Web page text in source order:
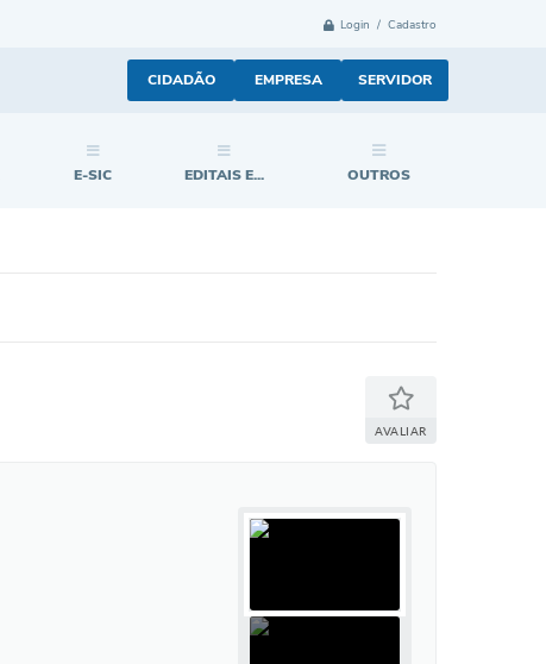
Login / Cadastro
CIDADÃO EMPRESA SERVIDOR
E-SIC EDITAIS E... OUTROS
AVALIAR